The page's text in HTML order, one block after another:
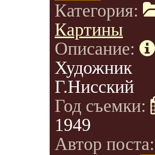
Категория:
Картины
Описание:
Художник
Г.Нисский
Год съемки:
1949
Автор